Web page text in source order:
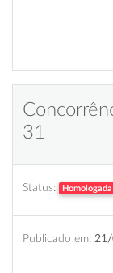
31
Status: Homologada
Publicado em: